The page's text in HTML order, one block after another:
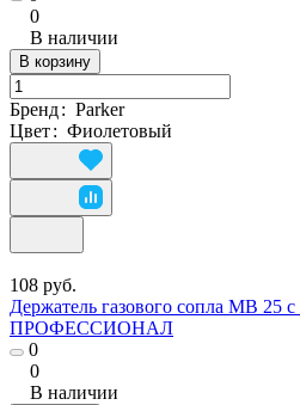
0
В наличии
В корзину
Бренд: Parker
Цвет: Фиолетовый
108 руб.
Держатель газового сопла МВ 25
ПРОФЕССИОНАЛ
0
0
В наличии